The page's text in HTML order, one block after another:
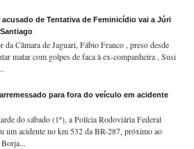
acusado de Tentativa de Feminicídio vai a Júri
da Câmara de Jaguari, Fábio Franco , preso desde
matar com golpes de faca à ex-companheira , Susi
para fora do veículo em acidente
do sábado (1º), a Polícia Rodoviária Federal
um acidente no km 532 da BR-287, próximo ao